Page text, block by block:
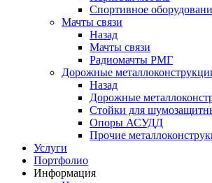
Спортивное
Мачты связи
Назад
Мачты связи
Радиомачты РМГ
Дорожные
Назад
Дорожные
Cтойки для
Опоры АСУДД
Прочие
Услуги
Портфолио
Информация